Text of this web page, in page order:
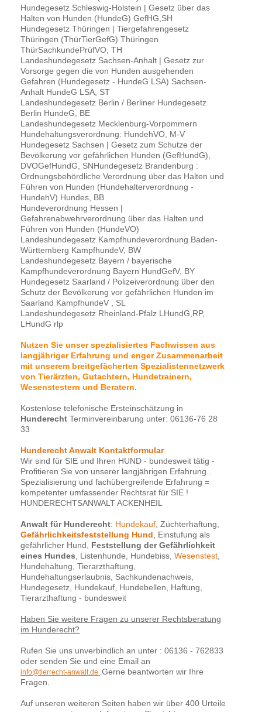
Hundegesetz Schleswig-Holstein | Gesetz über das
Halten von Hunden (HundeG) GefHG,SH
Hundegesetz Thüringen | Tiergefahrengesetz
Thüringen (ThürTierGefG) Thüringen
ThürSachkundePrüfVO, TH
Landeshundegesetz Sachsen-Anhalt | Gesetz zur
Vorsorge gegen die von Hunden ausgehenden
Gefahren (Hundegesetz - HundeG LSA) Sachsen-
Anhalt HundeG LSA, ST
Landeshundegesetz Berlin / Berliner Hundegesetz
Berlin HundeG, BE
Landeshundegesetz Mecklenburg-Vorpommern
Hundehaltungsverordnung: HundehVO, M-V
Hundegesetz Sachsen | Gesetz zum Schutze der
Bevölkerung vor gefährlichen Hunden (GefHundG),
DVOGefHundG, SNHundegesetz Brandenburg :
Ordnungsbehördliche Verordnung über das Halten und
Führen von Hunden (Hundehalterverordnung -
HundehV) Hundes, BB
Hundeverordnung Hessen |
Gefahrenabwehrverordnung über das Halten und
Führen von Hunden (HundeVO)
Landeshundegesetz Kampfhundeverordnung Baden-
Württemberg KampfhundeV, BW
Landeshundegesetz Bayern / bayerische
Kampfhundeverordnung Bayern HundGefV, BY
Hundegesetz Saarland / Polizeiverordnung über den
Schutz der Bevölkerung vor gefährlichen Hunden im
Saarland KampfhundeV , SL
Landeshundegesetz Rheinland-Pfalz LHundG,RP,
LHundG rlp
Nutzen Sie unser spezialisiertes Fachwissen aus
langjähriger Erfahrung und enger Zusammenarbeit
mit unserem breitgefächerten Spezialistennetzwerk
von Tierärzten, Gutachtern, Hundetrainern,
Wesenstestern und Beratern.
Kostenlose telefonische Ersteinschätzung in
Hunderecht Terminvereinbarung unter: 06136-76 28
33
Hunderecht Anwalt Kontaktformular
Wir sind für SIE und Ihren HUND - bundesweit tätig -
Profitieren Sie von unserer langjährigen Erfahrung..
Spezialisierung und fachübergreifende Erfahrung =
kompetenter umfassender Rechtsrat für SIE !
HUNDERECHTSANWALT ACKENHEIL
Anwalt für Hunderecht: Hundekauf, Züchterhaftung,
Gefährlichkeitsfeststellung Hund, Einstufung als
gefährlicher Hund, Feststellung der Gefährlichkeit
eines Hundes, Listenhunde, Hundebiss, Wesenstest,
Hundehaltung, Tierarzthaftung,
Hundehaltungserlaubnis, Sachkundenachweis,
Hundegesetz, Hundekauf, Hundebellen, Haftung,
Tierarzthaftung - bundesweit
Haben Sie weitere Fragen zu unserer Rechtsberatung
im Hunderecht?
Rufen Sie uns unverbindlich an unter : 06136 - 762833
oder senden Sie und eine Email an
info@tierrecht-anwalt.de .Gerne beantworten wir Ihre
Fragen.
Auf unseren weiteren Seiten haben wir über 400 Urteile